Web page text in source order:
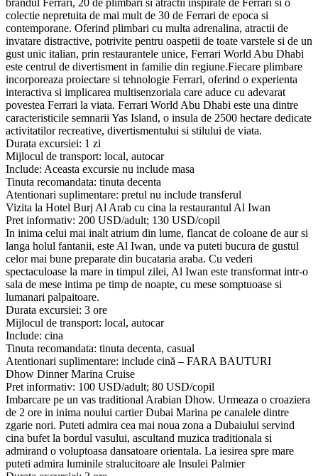
brandul Ferrari, 20 de plimbari si atractii inspirate de Ferrari si o
colectie nepretuita de mai mult de 30 de Ferrari de epoca si
contemporane. Oferind plimbari cu multa adrenalina, atractii de
invatare distractive, potrivite pentru oaspetii de toate varstele si de un
gust unic italian, prin restaurantele unice, Ferrari World Abu Dhabi
este centrul de divertisment in familie din regiune.Fiecare plimbare
incorporeaza proiectare si tehnologie Ferrari, oferind o experienta
interactiva si implicarea multisenzoriala care aduce cu adevarat
povestea Ferrari la viata. Ferrari World Abu Dhabi este una dintre
caracteristicile semnarii Yas Island, o insula de 2500 hectare dedicate
activitatilor recreative, divertismentului si stilului de viata.
Durata excursiei: 1 zi
Mijlocul de transport: local, autocar
Include: Aceasta excursie nu include masa
Tinuta recomandata: tinuta decenta
Atentionari suplimentare: pretul nu include transferul
Vizita la Hotel Burj Al Arab cu cina la restaurantul Al Iwan
Pret informativ: 200 USD/adult; 130 USD/copil
In inima celui mai inalt atrium din lume, flancat de coloane de aur si
langa holul fantanii, este Al Iwan, unde va puteti bucura de gustul
celor mai bune preparate din bucataria araba. Cu vederi
spectaculoase la mare in timpul zilei, Al Iwan este transformat intr-o
sala de mese intima pe timp de noapte, cu mese somptuoase si
lumanari palpaitoare.
Durata excursiei: 3 ore
Mijlocul de transport: local, autocar
Include: cina
Tinuta recomandata: tinuta decenta, casual
Atentionari suplimentare: include cină – FARA BAUTURI
Dhow Dinner Marina Cruise
Pret informativ: 100 USD/adult; 80 USD/copil
Imbarcare pe un vas traditional Arabian Dhow. Urmeaza o croaziera
de 2 ore in inima noului cartier Dubai Marina pe canalele dintre
zgarie nori. Puteti admira cea mai noua zona a Dubaiului servind
cina bufet la bordul vasului, ascultand muzica traditionala si
admirand o voluptoasa dansatoare orientala. La iesirea spre mare
puteti admira luminile stralucitoare ale Insulei Palmier